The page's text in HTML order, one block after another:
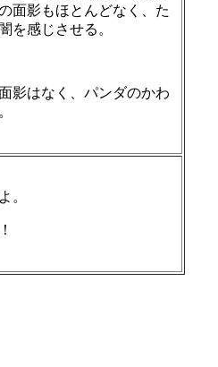
面影もほとんどなく、た
を感じさせる。
影はなく、パンダのかわ
。